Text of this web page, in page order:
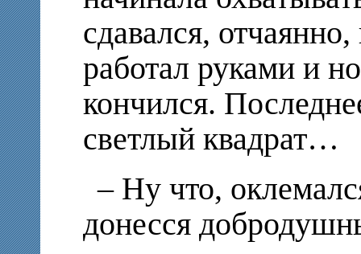
сдавался,
работал руками и
кончился.
светлый квадрат…
– Ну что,
донесся